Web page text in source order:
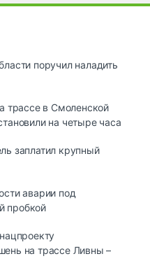
поручил наладить
трассе в Смоленской
на четыре часа
заплатил крупный
аварии под
пробкой
на трассе Ливны –